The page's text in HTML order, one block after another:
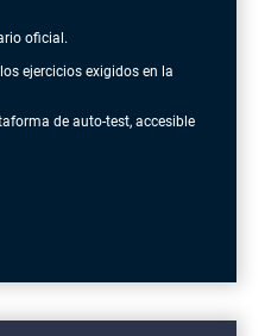
oficial.
ejercicios exigidos en la
de auto-test, accesible